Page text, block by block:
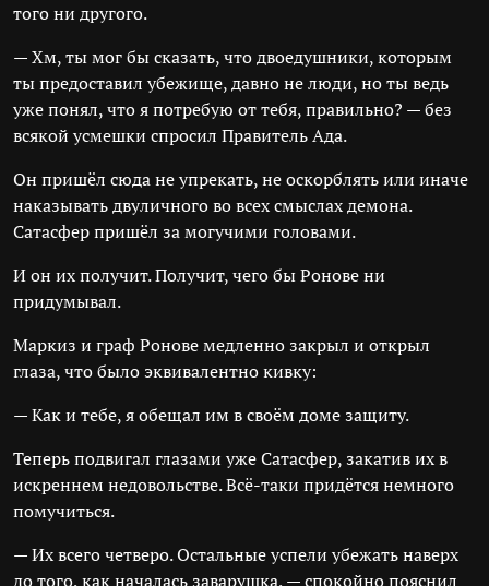
того ни другого.
— Хм, ты мог бы сказать, что двоедушники, которым
ты предоставил убежище, давно не люди, но ты ведь
уже понял, что я потребую от тебя, правильно? — без
всякой усмешки спросил Правитель Ада.
Он пришёл сюда не упрекать, не оскорблять или иначе
наказывать двуличного во всех смыслах демона.
Сатасфер пришёл за могучими головами.
И он их получит. Получит, чего бы Ронове ни
придумывал.
Маркиз и граф Ронове медленно закрыл и открыл
глаза, что было эквивалентно кивку:
— Как и тебе, я обещал им в своём доме защиту.
Теперь подвигал глазами уже Сатасфер, закатив их в
искреннем недовольстве. Всё-таки придётся немного
помучиться.
— Их всего четверо. Остальные успели убежать наверх
до того, как началась заварушка, — спокойно пояснил